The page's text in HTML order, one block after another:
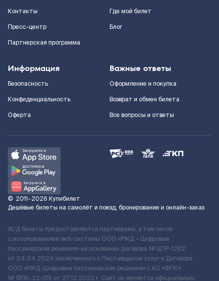
Контакты
Пресс-центр
Партнерская программа
Где мой билет
Блог
Информация
Безопасность
Конфиденциальность
Оферта
Важные ответы
Оформление и покупка
Возврат и обмен билета
Все вопросы и ответы
© 2011–2026 Купибилет
Дешёвые билеты на самолёт и поезд, бронирование и онлайн-заказ
Ж/Д билеты предоставляются партнёрами, в том числе
с использованием веб-системы ООО «РЖД – Цифровые
пассажирские решения» на основании договора № ЦПР-1282
от 04.04.2024 заключенного с Поставщиком услуг и Договора
ООО «РЖД-Цифровые пассажирские решения» c АО «ФПК»
№ ФПК-22-316 от 27.12.2022 г. Сайт не является официальным